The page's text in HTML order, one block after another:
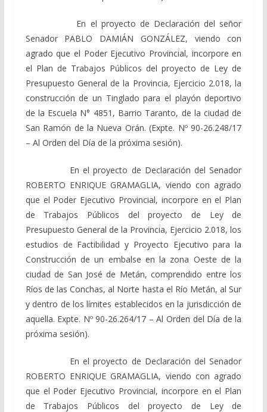
En el proyecto de Declaración del señor
Senador PABLO DAMIÁN GONZÁLEZ, viendo con
agrado que el Poder Ejecutivo Provincial, incorpore en
el Plan de Trabajos Públicos del proyecto de Ley de
Presupuesto General de la Provincia, Ejercicio 2.018, la
construcción de un Tinglado para el playón deportivo
de la Escuela N° 4851, Barrio Taranto, de la ciudad de
San Ramón de la Nueva Orán. (Expte. Nº 90-26.248/17
– Al Orden del Día de la próxima sesión).
En el proyecto de Declaración del Senador
ROBERTO ENRIQUE GRAMAGLIA, viendo con agrado
que el Poder Ejecutivo Provincial, incorpore en el Plan
de Trabajos Públicos del proyecto de Ley de
Presupuesto General de la Provincia, Ejercicio 2.018, los
estudios de Factibilidad y Proyecto Ejecutivo para la
Construcción de un embalse en la zona Oeste de la
ciudad de San José de Metán, comprendido entre los
Ríos de las Conchas, al Norte hasta el Río Metán, al Sur
y dentro de los límites establecidos en la jurisdicción de
aquella. Expte. Nº 90-26.264/17 – Al Orden del Día de la
próxima sesión).
En el proyecto de Declaración del Senador
ROBERTO ENRIQUE GRAMAGLIA, viendo con agrado
que el Poder Ejecutivo Provincial, incorpore en el Plan
de Trabajos Públicos del proyecto de Ley de